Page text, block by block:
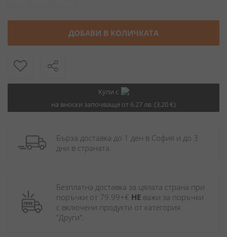
ДОБАВИ В КОЛИЧКАТА
Купи с
на вноски започващи от 6.27 лв. (3.20 €)
Бърза доставка до 1 ден в София и до 3
дни в страната.
Безплатна доставка за цялата страна при
поръчки от 79.99+€ НЕ важи за поръчки
с включени продукти от категория
"Други".